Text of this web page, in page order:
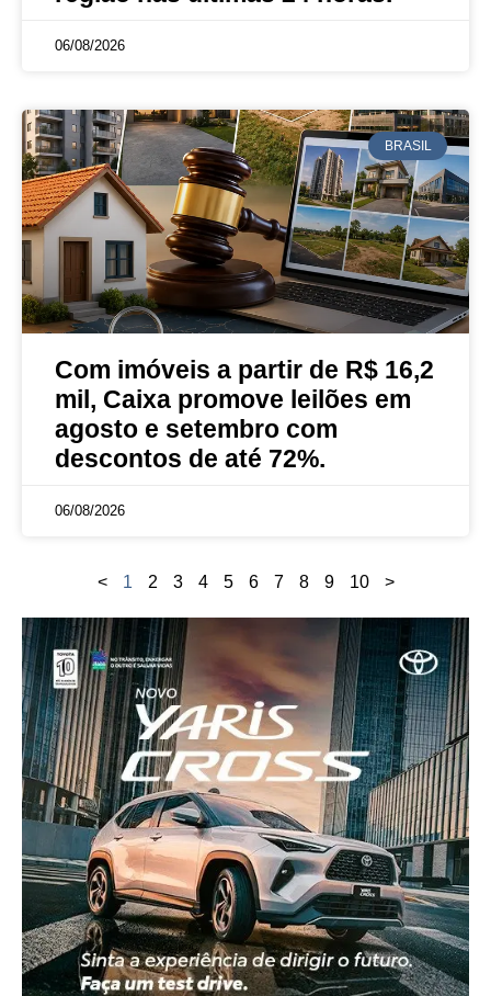
06/08/2026
BRASIL
Com imóveis a partir de R$ 16,2
mil, Caixa promove leilões em
agosto e setembro com
descontos de até 72%.
06/08/2026
< 1 2 3 4 5 6 7 8 9 10 >